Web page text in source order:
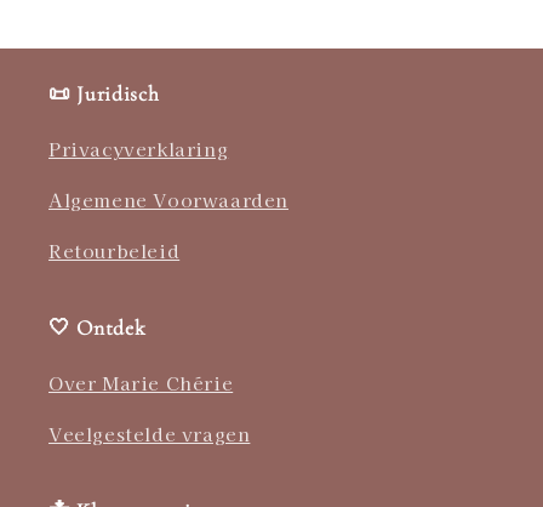
📜 Juridisch
Privacyverklaring
Algemene Voorwaarden
Retourbeleid
🤍 Ontdek
Over Marie Chérie
Veelgestelde vragen